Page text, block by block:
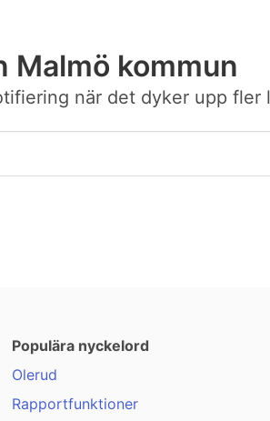
Malmö kommun
när det dyker upp fler
Populära nyckelord
Olerud
Rapportfunktioner